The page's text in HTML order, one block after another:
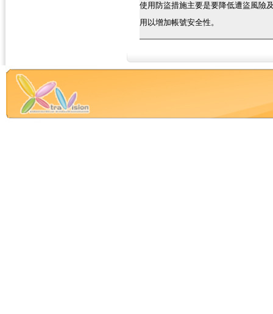
使用防盜措施主要是要降低遭盜風險
用以增加帳號安全性。